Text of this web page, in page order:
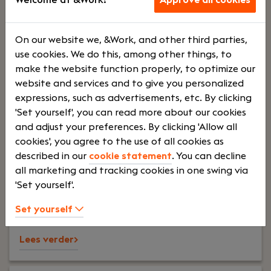
€
9000
Your role:Wil jij werken aan actuele juridische
vraagstukken op het snijvlak van recht,
technologie en ondernemerschap? Als advocaat-
medewerker Privacy & ICT bij CKH Advocaten in
Alkmaar adviseer je ondernemers en
ondernemingen over onder andere
dienstverlening en IT-contracten.Je krijgt de
vrijheid om jouw rol vorm te geven op een manier
die aansluit bij jouw ervaring en ambities. Of je nu
Lees verder>
On our website we, &Work, and other third parties,
use cookies. We do this, among other things, to
make the website function properly, to optimize our
website and services and to give you personalized
expressions, such as advertisements, etc. By clicking
'Set yourself', you can read more about our cookies
and adjust your preferences. By clicking 'Allow all
cookies', you agree to the use of all cookies as
described in our cookie statement. You can decline
all marketing and tracking cookies in one swing via
'Set yourself'.
Set yourself